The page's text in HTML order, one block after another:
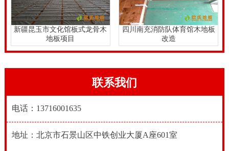
新疆昆玉市文化馆板式龙骨木
地板项目
四川南充消防队体育馆木地板
改造
联系我们
电话：13716001635
地址：北京市石景山区中铁创业大厦A座601室